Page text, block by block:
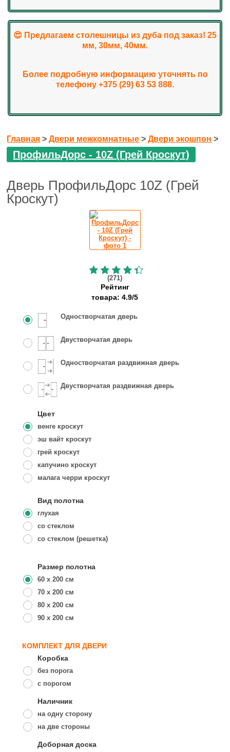
😍 Предлагаем столешницы из дуба под заказ! 25
мм, 30мм, 40мм.
Более подробную информацию уточнять по
телефону +375 (29) 63 53 888.
Главная > Двери межкомнатные > Двери экошпон >
ПрофильДорс - 10Z (Грей Кроскут)
Дверь ПрофильДорс 10Z (Грей
Кроскут)
(271)
Рейтинг
товара:4.9/5
Одностворчатая дверь
Двустворчатая дверь
Одностворчатая раздвижная дверь
Двустворчатая раздвижная дверь
Цвет
венге кроскут
эш вайт кроскут
грей кроскут
капучино кроскут
малага черри кроскут
Вид полотна
глухая
со стеклом
со стеклом (решетка)
Размер полотна
60 x 200 см
70 x 200 см
80 x 200 см
90 x 200 см
КОМПЛЕКТ ДЛЯ ДВЕРИ
Коробка
без порога
с порогом
Наличник
на одну сторону
на две стороны
Доборная доска